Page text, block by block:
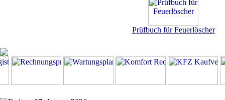
Prüfbuch für Feuerlöscher